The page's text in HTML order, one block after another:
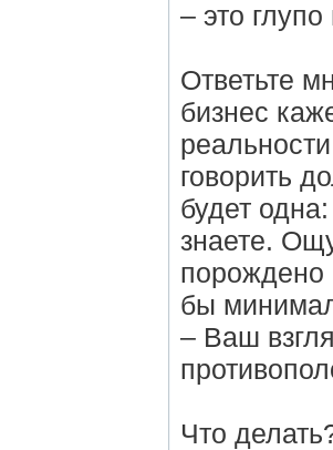
– это
Ответьте
бизнес
говорить
будет
знаете.
порождено
бы
– Ваш
Что